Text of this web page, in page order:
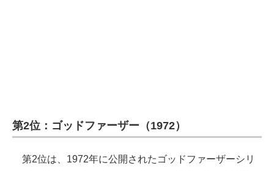
第2位：ゴッドファーザー（1972）
第2位は、1972年に公開されたゴッドファーザーシリ